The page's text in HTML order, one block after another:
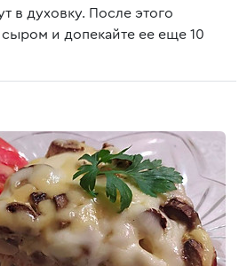
в духовку. После этого
и допекайте ее еще 10